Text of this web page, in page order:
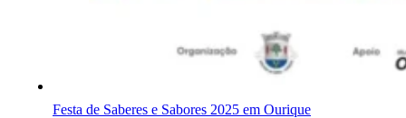
Festa de Saberes e Sabores 2025 em Ourique